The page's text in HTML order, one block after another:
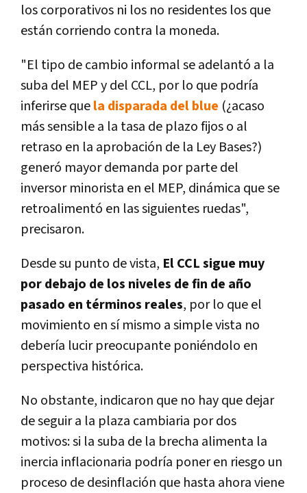
los corporativos ni los no residentes los que
están corriendo contra la moneda.
"El tipo de cambio informal se adelantó a la
suba del MEP y del CCL, por lo que podría
inferirse quela disparada del blue (¿acaso
más sensible a la tasa de plazo fijos o al
retraso en la aprobación de la Ley Bases?)
generó mayor demanda por parte del
inversor minorista en el MEP, dinámica que se
retroalimentó en las siguientes ruedas",
precisaron.
Desde su punto de vista, El CCL sigue muy
por debajo de los niveles de fin de año
pasado en términos reales, por lo que el
movimiento en sí mismo a simple vista no
debería lucir preocupante poniéndolo en
perspectiva histórica.
No obstante, indicaron que no hay que dejar
de seguir a la plaza cambiaria por dos
motivos: si la suba de la brecha alimenta la
inercia inflacionaria podría poner en riesgo un
proceso de desinflación que hasta ahora viene